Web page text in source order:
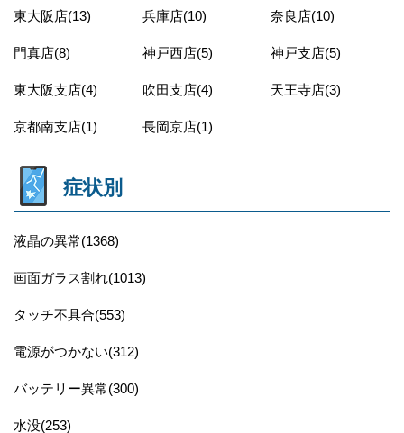
東大阪店(13) 兵庫店(10) 奈良店(10)
門真店(8) 神戸西店(5) 神戸支店(5)
東大阪支店(4) 吹田支店(4) 天王寺店(3)
京都南支店(1) 長岡京店(1)
症状別
液晶の異常(1368)
画面ガラス割れ(1013)
タッチ不具合(553)
電源がつかない(312)
バッテリー異常(300)
水没(253)